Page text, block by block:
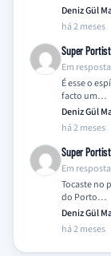
Deniz Gül
há 2 meses
Super
Em
É esse o
facto um…
Deniz Gül
há 2 meses
Super
Em
Tocaste no
do Porto…
Deniz Gül
há 2 meses